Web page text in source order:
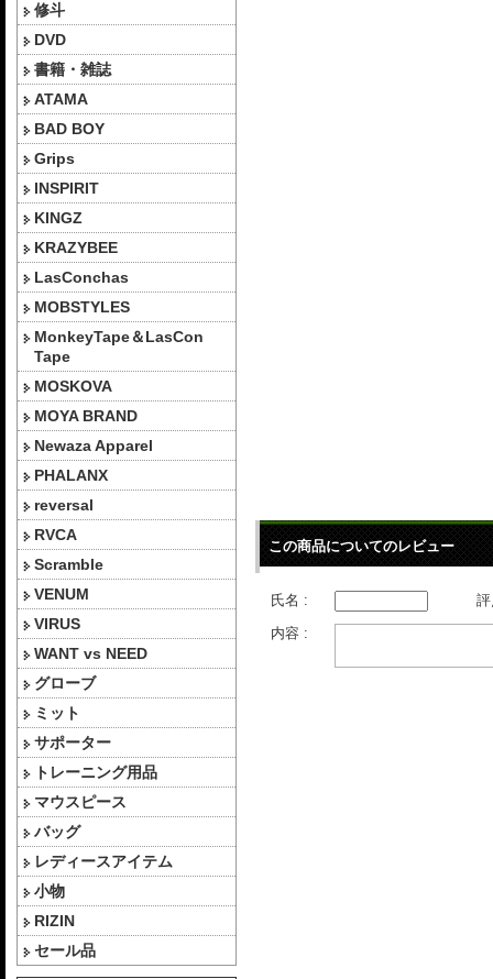
修斗
DVD
書籍・雑誌
ATAMA
BAD BOY
Grips
INSPIRIT
KINGZ
KRAZYBEE
LasConchas
MOBSTYLES
MonkeyTape＆LasCon
Tape
MOSKOVA
MOYA BRAND
Newaza Apparel
PHALANX
reversal
RVCA
Scramble
VENUM
VIRUS
WANT vs NEED
グローブ
ミット
サポーター
トレーニング用品
マウスピース
バッグ
レディースアイテム
小物
RIZIN
セール品
この商品についてのレビュー
氏名 :
内容 :